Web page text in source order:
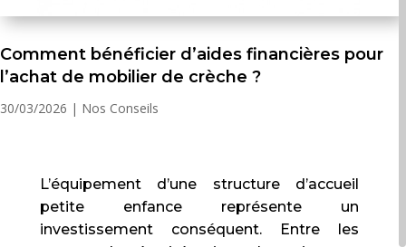
Comment bénéficier d’aides financières pour
l’achat de mobilier de crèche ?
30/03/2026 | Nos Conseils
L’équipement d’une structure d’accueil
petite enfance représente un
investissement conséquent. Entre les